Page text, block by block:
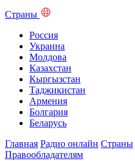
Страны
Россия
Украина
Молдова
Казахстан
Кыргызстан
Таджикистан
Армения
Болгария
Беларусь
Главная Радио онлайн Страны
Правообладателям